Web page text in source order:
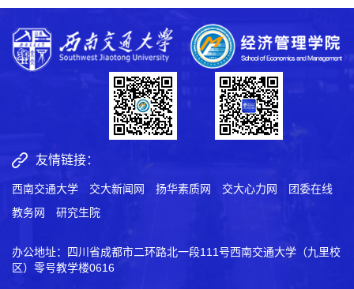
友情链接：
西南交通大学 交大新闻网 扬华素质网 交大心力网
团委在线
教务网
研究生院
办公地址：四川省成都市二环路北一段111号西南交通大学（九里校
区）零号教学楼0616